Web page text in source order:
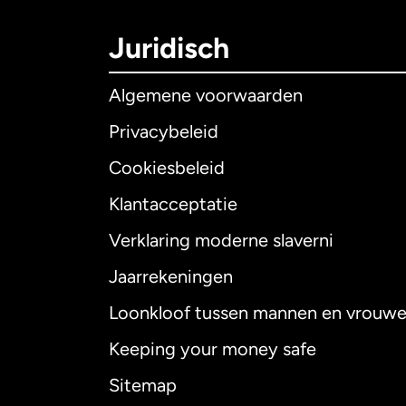
Juridisch
Algemene voorwaarden
Privacybeleid
Cookiesbeleid
Klantacceptatie
Verklaring moderne slaverni
Jaarrekeningen
Loonkloof tussen mannen en
Keeping your money safe
Sitemap
Australië